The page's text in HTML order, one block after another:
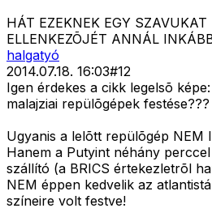
HÁT EZEKNEK EGY
ELLENKEZÕJÉT ANNÁL
halgatyó
2014.07.18. 16:03#12
Igen érdekes a cikk legelsõ
malajziai repülõgépek festése???
Ugyanis a lelõtt repülõgép NEM
Hanem a Putyint néhány
szállító (a BRICS értekezletrõl
NEM éppen kedvelik az
színeire volt festve!